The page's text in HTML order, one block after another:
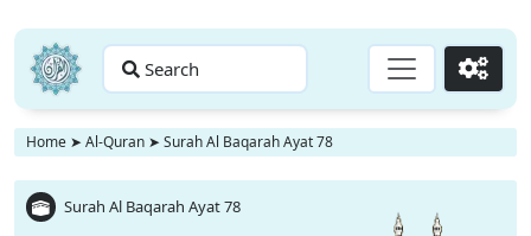
Search Go
Home ➤ Al-Quran ➤ Surah Al Baqarah Ayat 78
Surah Al Baqarah Ayat 78